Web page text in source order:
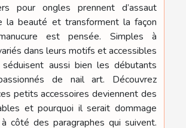
pour ongles prennent d’assaut
la beauté et transforment la façon
est pensée. Simples à
dans leurs motifs et accessibles
aussi bien les débutants
de nail art. Découvrez
petits accessoires deviennent des
et pourquoi il serait dommage
côté des paragraphes qui suivent.